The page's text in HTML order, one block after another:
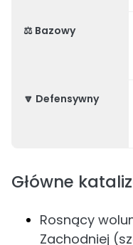
⚖️ Bazowy
🔽 Defensywny
Główne
Rosnący
Zachodniej